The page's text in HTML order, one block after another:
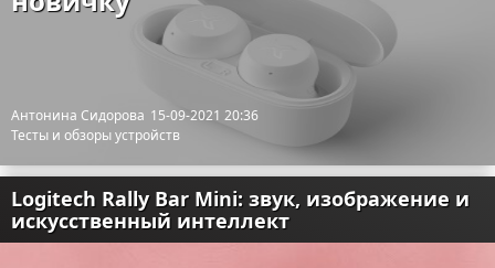
Антонина Сидорова 15-09-2021 20:36
Тесты и обзоры устройств
Logitech Rally Bar Mini: звук, изображение и
искусственный интеллект